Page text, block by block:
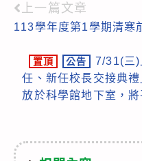
Read
more
articles
上一篇文章
113學年度第1學期清寒
置頂 公告
7/31(三)
任、新任校長交接典
放於科學館地下室，